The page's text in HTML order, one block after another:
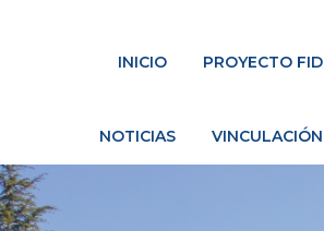
INICIO PROYECTO FID
NOTICIAS VINCULACIÓN